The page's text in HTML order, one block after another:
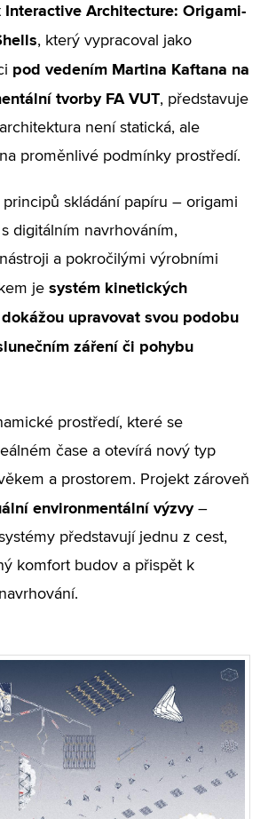
Interactive Architecture: Origami-
, který vypracoval jako
pod vedením Martina Kaftana na
tvorby FA VUT, představuje
není statická, ale
proměnlivé podmínky prostředí.
skládání papíru – origami
digitálním navrhováním,
a pokročilými výrobními
je systém kinetických
upravovat svou podobu
záření či pohybu
prostředí, které se
čase a otevírá nový typ
a prostorem. Projekt zároveň
environmentální výzvy–
představují jednu z cest,
komfort budov a přispět k